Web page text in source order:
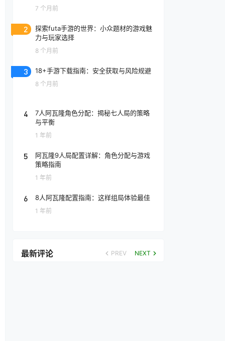
7 个月前
2
探索futa手游的世界：小众题材的游戏魅
力与玩家选择
8 个月前
3 18+手游下载指南：安全获取与风险规避
8 个月前
4
7人阿瓦隆角色分配：揭秘七人局的策略
与平衡
1 年前
5
阿瓦隆9人局配置详解：角色分配与游戏
策略指南
1 年前
6 8人阿瓦隆配置指南：这样组局体验最佳
1 年前
最新评论 PREV NEXT